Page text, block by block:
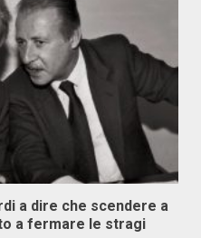
a dire che scendere a
a fermare le stragi